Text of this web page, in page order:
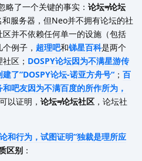
略了一个关键的事实： 论坛≠论坛
服务器，但Neo并不拥有论坛的社
并不依赖任何单一的设施（包括
例子， 超理吧和锑星百科是两个
区； DOSPY论坛因为不满星游传
了”DOSPY论坛-诺亚方舟号“ ； 百
吧友因为不满百度的所作所为，
以证明， 论坛≠论坛社区 ，论坛社
和行为，试图证明”独裁是理所应
区别 ：